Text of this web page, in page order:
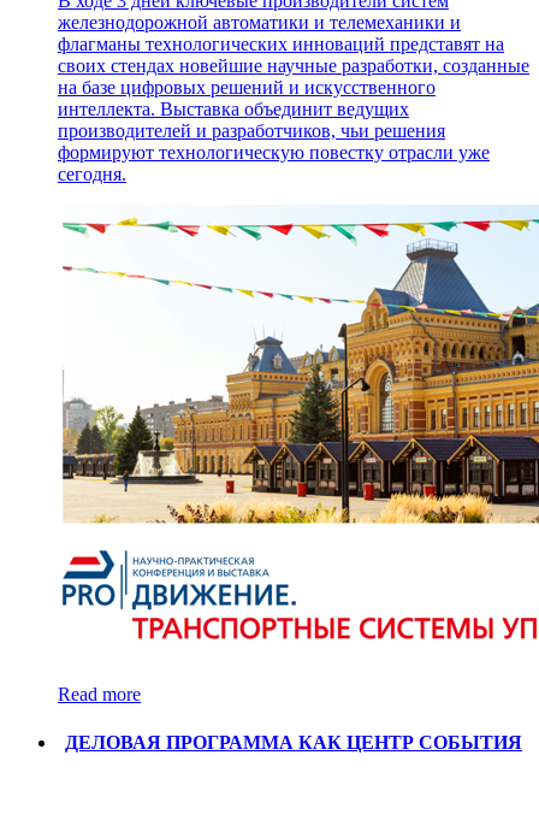
железнодорожной автоматики и телемеханики и
флагманы технологических инноваций представят на
своих стендах новейшие научные разработки, созданные
на базе цифровых решений и искусственного
интеллекта. Выставка объединит ведущих
производителей и разработчиков, чьи решения
формируют технологическую повестку отрасли уже
сегодня.
Read more
ДЕЛОВАЯ ПРОГРАММА КАК ЦЕНТР СОБЫТИЯ